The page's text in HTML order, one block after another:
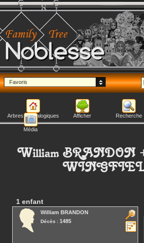
Noblesse
Favoris
Arbres généalogiques Afficher Recherche
Média
William BRANDON
1 enfant
William BRANDON
Décès : 1485